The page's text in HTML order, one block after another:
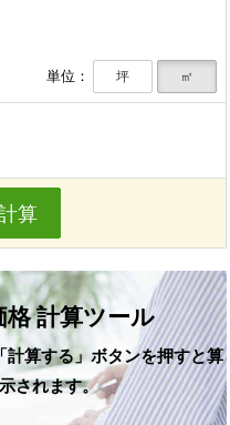
単位： 坪 ㎡
算
計算ツール
計算する」ボタンを押すと算
されます。